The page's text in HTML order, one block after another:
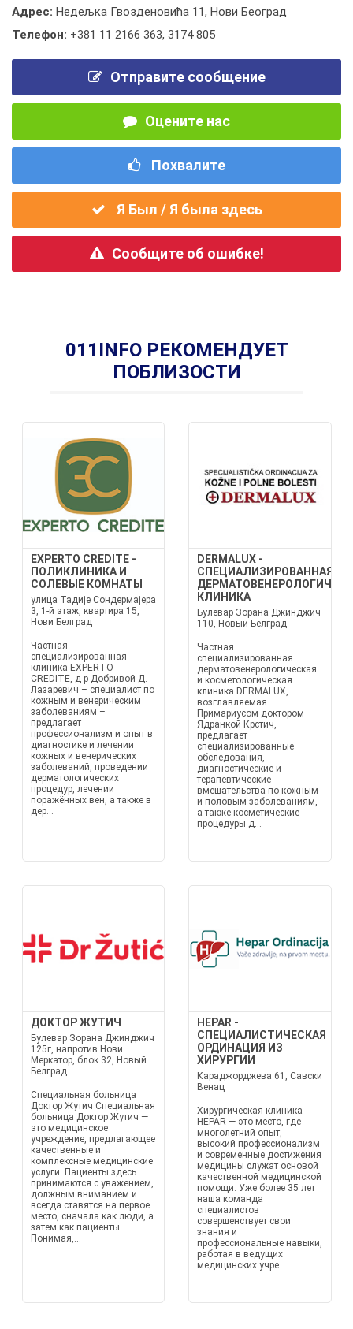
Адрес: Недељка Гвозденовића 11, Нови Београд
Телефон: +381 11 2166 363, 3174 805
Отправите сообщение
Оцените нас
Похвалите
Я Был / Я была здесь
Сообщите об ошибке!
011INFO РЕКОМЕНДУЕТ
ПОБЛИЗОСТИ
EXPERTO CREDITE -
ПОЛИКЛИНИКА И
СОЛЕВЫЕ КОМНАТЫ
улица Тадије Сондермајера
3, 1-й этаж, квартира 15,
Нови Белград
Частная
специализированная
клиника EXPERTO
CREDITE, д-р Добривой Д.
Лазаревич – специалист по
кожным и венерическим
заболеваниям –
предлагает
профессионализм и опыт в
диагностике и лечении
кожных и венерических
заболеваний, проведении
дерматологических
процедур, лечении
поражённых вен, а также в
дер...
DERMALUX -
СПЕЦИАЛИЗИРОВАННАЯ
КЛИНИКА
Булевар Зорана Джинджич
110, Новый Белград
Частная
специализированная
дерматовенерологическая
и косметологическая
клиника DERMALUX,
возглавляемая
Примариусом доктором
Ядранкой Крстич,
предлагает
специализированные
обследования,
диагностические и
терапевтические
вмешательства по кожным
и половым заболеваниям,
а также косметические
процедуры д...
ДОКТОР ЖУТИЧ
Булевар Зорана Джинджич
125г, напротив Нови
Меркатор, блок 32, Новый
Белград
Специальная больница
Доктор Жутич Специальная
больница Доктор Жутич —
это медицинское
учреждение, предлагающее
качественные и
комплексные медицинские
услуги. Пациенты здесь
принимаются с уважением,
должным вниманием и
всегда ставятся на первое
место, сначала как люди, а
затем как пациенты.
Понимая,...
HEPAR -
СПЕЦИАЛИСТИЧЕСКАЯ
ОРДИНАЦИЯ ИЗ
ХИРУРГИИ
Караджорджева 61, Савски
Венац
Хирургическая клиника
HEPAR — это место, где
многолетний опыт,
высокий профессионализм
и современные достижения
медицины служат основой
качественной медицинской
помощи. Уже более 35 лет
наша команда
специалистов
совершенствует свои
знания и
профессиональные навыки,
работая в ведущих
медицинских учре...